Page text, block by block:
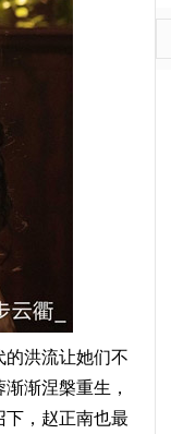
的洪流让她们不
渐涅槃重生，
下，赵正南也最